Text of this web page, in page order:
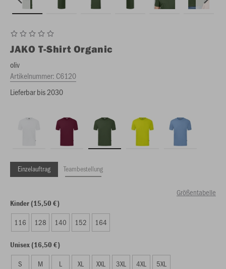
JAKO T-Shirt Organic
oliv
Artikelnummer: C6120
Lieferbar bis 2030
Einzelauftrag Teambestellung
Größentabelle
Kinder (15,50 €)
116 128 140 152 164
Unisex (16,50 €)
S M L XL XXL 3XL 4XL 5XL